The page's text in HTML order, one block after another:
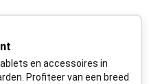
en accessoires in
Profiteer van een breed